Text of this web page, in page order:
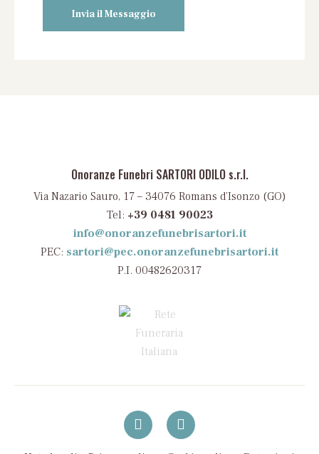
Onoranze Funebri SARTORI ODILO s.r.l.
Via Nazario Sauro, 17 – 34076 Romans d’Isonzo (GO)
Tel: +39 0481 90023
info@onoranzefunebrisartori.it
PEC: sartori@pec.onoranzefunebrisartori.it
P.I. 00482620317